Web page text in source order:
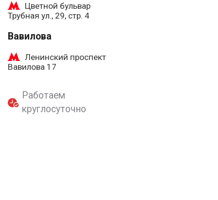
Цветной бульвар
Трубная ул., 29, стр. 4
Вавилова
Ленинский проспект
Вавилова 17
Работаем
круглосуточно